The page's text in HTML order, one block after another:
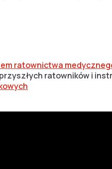
ratownictwa
ratowników i